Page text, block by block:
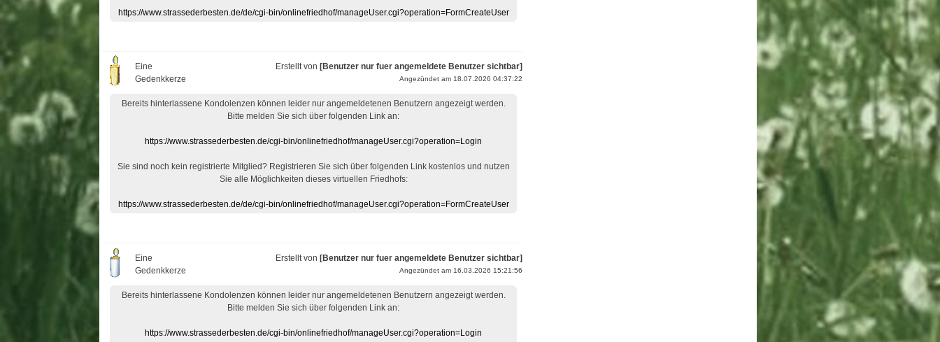
https://www.strassederbesten.de/de/cgi-bin/onlinefriedhof/manageUser.cgi?operation=FormCreateUser
Eine
Gedenkkerze
Erstellt von [Benutzer nur fuer angemeldete Benutzer sichtbar]
Angezündet am 18.07.2026 04:37:22
Bereits hinterlassene Kondolenzen können leider nur angemeldetenen Benutzern angezeigt werden.
Bitte melden Sie sich über folgenden Link an:
https://www.strassederbesten.de/cgi-bin/onlinefriedhof/manageUser.cgi?operation=Login
Sie sind noch kein registrierte Mitglied? Registrieren Sie sich über folgenden Link kostenlos und nutzen
Sie alle Möglichkeiten dieses virtuellen Friedhofs:
https://www.strassederbesten.de/de/cgi-bin/onlinefriedhof/manageUser.cgi?operation=FormCreateUser
Eine
Gedenkkerze
Erstellt von [Benutzer nur fuer angemeldete Benutzer sichtbar]
Angezündet am 16.03.2026 15:21:56
Bereits hinterlassene Kondolenzen können leider nur angemeldetenen Benutzern angezeigt werden.
Bitte melden Sie sich über folgenden Link an:
https://www.strassederbesten.de/cgi-bin/onlinefriedhof/manageUser.cgi?operation=Login